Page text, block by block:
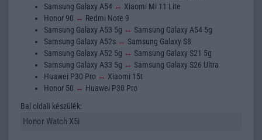
Samsung Galaxy A54 ↔ Xiaomi Mi 11 Lite
Honor 90 ↔ Redmi Note 9
Samsung Galaxy A53 5g ↔ Samsung Galaxy A54 5g
Samsung Galaxy A52s ↔ Samsung Galaxy S8
Samsung Galaxy A52 5g ↔ Samsung Galaxy S21 5g
Samsung Galaxy A33 5g ↔ Samsung Galaxy S26 Ultra
Huawei P30 Pro ↔ Xiaomi 15t
Honor 50 ↔ Huawei P30 Pro
Bal oldali készülék: